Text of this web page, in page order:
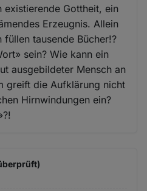
Gottheit, ein
Erzeugnis. Allein
tausende Bücher!?
sein? Wie kann ein
ausgebildeter Mensch an
greift die Aufklärung nicht
Hirnwindungen ein?